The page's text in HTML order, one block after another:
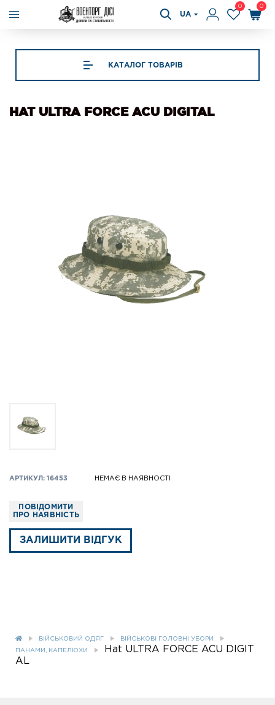
UA
0 0
КАТАЛОГ ТОВАРІВ
HAT ULTRA FORCE ACU DIGITAL
АРТИКУЛ: 16453 НЕМАЄ В НАЯВНОСТІ
ПОВІДОМИТИ
ПРО НАЯВНІСТЬ
ЗАЛИШИТИ ВІДГУК
ВІЙСЬКОВИЙ ОДЯГ ВІЙСЬКОВІ ГОЛОВНІ УБОРИ
ПАНАМИ, КАПЕЛЮХИ
Hat ULTRA FORCE ACU DIGIT
AL